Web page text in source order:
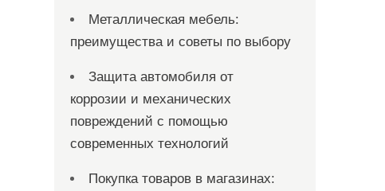
Металлическая мебель:
преимущества и советы по выбору
Защита автомобиля от
коррозии и механических
повреждений с помощью
современных технологий
Покупка товаров в магазинах: